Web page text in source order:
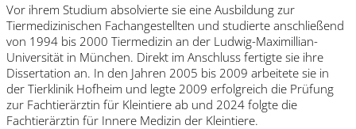
Vor ihrem Studium absolvierte sie eine Ausbildung zur
Tiermedizinischen Fachangestellten und studierte anschließend
von 1994 bis 2000 Tiermedizin an der Ludwig-Maximillian-
Universität in München. Direkt im Anschluss fertigte sie ihre
Dissertation an. In den Jahren 2005 bis 2009 arbeitete sie in
der Tierklinik Hofheim und legte 2009 erfolgreich die Prüfung
zur Fachtierärztin für Kleintiere ab und 2024 folgte die
Fachtierärztin für Innere Medizin der Kleintiere.